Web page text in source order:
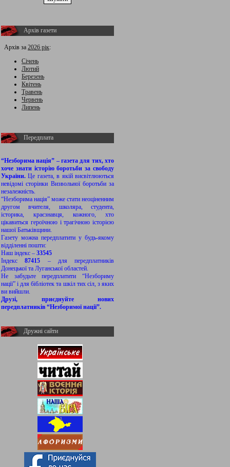
Архів газети
Архів за 2026 рік:
Січень
Лютий
Березень
Квітень
Травень
Червень
Липень
Передплата
“Незборима нація” – газета для тих, хто
хоче знати історію боротьби за свободу
України.Це газета, в якій висвітлюються
невідомі сторінки Визвольної боротьби за
незалежність.
“Незборима нація” може стати неоціненним
другом вчителя, школяра, студента,
історика, краєзнавця, кожного, хто
цікавиться героїчною і трагічною історією
нашої Батьківщини.
Газету можна передплатити у будь-якому
відділенні пошти:
Наш індекс – 33545
Індекс87415 – для передплатників
Донецької та Луганської областей.
Не забудьте передплатити “Незбориму
нації” і для бібліотек та шкіл тих сіл, з яких
ви вийшли.
Друзі, приєднуйте нових
передплатників “Незборимої нації”.
Дружні сайти